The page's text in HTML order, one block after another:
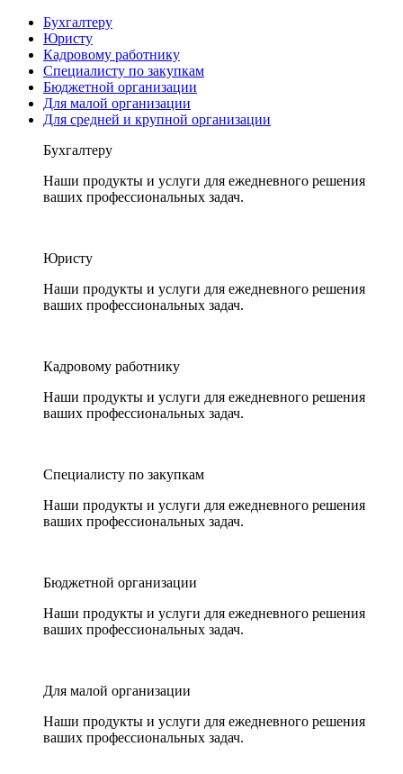
Бухгалтеру
Юристу
Кадровому работнику
Специалисту по закупкам
Бюджетной организации
Для малой организации
Для средней и крупной организации
Бухгалтеру
Наши продукты и услуги для ежедневного решения
ваших профессиональных задач.
Юристу
Наши продукты и услуги для ежедневного решения
ваших профессиональных задач.
Кадровому работнику
Наши продукты и услуги для ежедневного решения
ваших профессиональных задач.
Специалисту по закупкам
Наши продукты и услуги для ежедневного решения
ваших профессиональных задач.
Бюджетной организации
Наши продукты и услуги для ежедневного решения
ваших профессиональных задач.
Для малой организации
Наши продукты и услуги для ежедневного решения
ваших профессиональных задач.